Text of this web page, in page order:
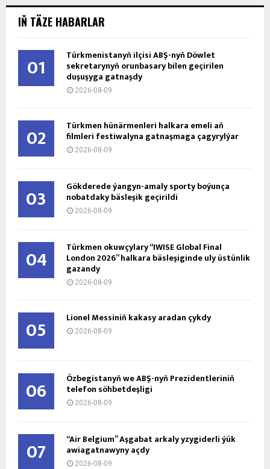
IŇ TÄZE HABARLAR
01 Türkmenistanyň ilçisi ABŞ-nyň Döwlet
sekretarynyň orunbasary bilen geçirilen
duşuşyga gatnaşdy
2026-08-09
02 Türkmen hünärmenleri halkara emeli aň
filmleri festiwalyna gatnaşmaga çagyrylýar
2026-08-09
03 Gökderede ýangyn-amaly sporty boýunça
nobatdaky bäsleşik geçirildi
2026-08-09
04 Türkmen okuwçylary “IWISE Global Final
London 2026” halkara bäsleşiginde uly üstünlik
gazandy
2026-08-09
05 Lionel Messiniň kakasy aradan çykdy
2026-08-09
06 Özbegistanyň we ABŞ-nyň Prezidentleriniň
telefon söhbetdeşligi
2026-08-09
07 “Air Belgium” Aşgabat arkaly yzygiderli ýük
awiagatnawyny açdy
2026-08-09